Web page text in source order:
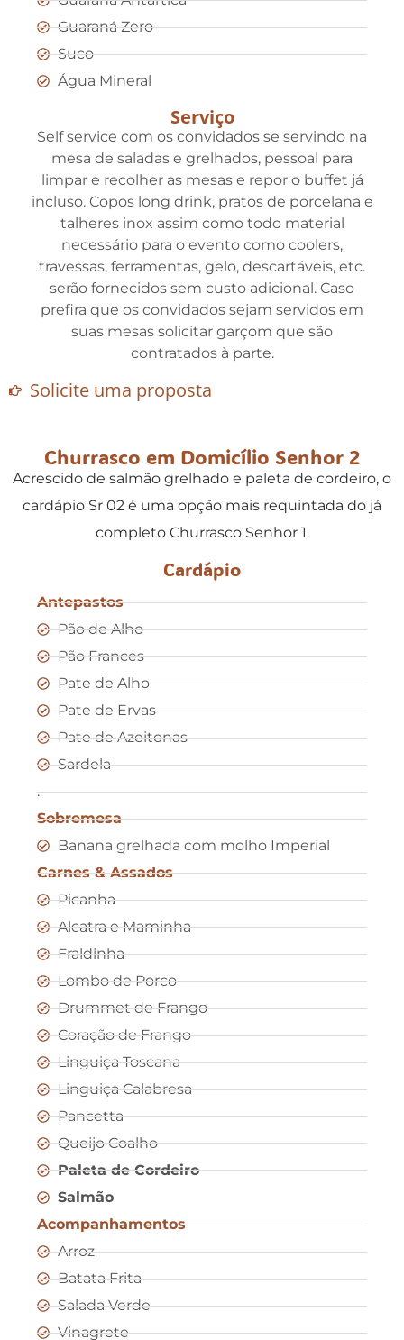
Guaraná Zero
Suco
Água Mineral
Serviço
Self service com os convidados se servindo na
mesa de saladas e grelhados, pessoal para
limpar e recolher as mesas e repor o buffet já
incluso. Copos long drink, pratos de porcelana e
talheres inox assim como todo material
necessário para o evento como coolers,
travessas, ferramentas, gelo, descartáveis, etc.
serão fornecidos sem custo adicional. Caso
prefira que os convidados sejam servidos em
suas mesas solicitar garçom que são
contratados à parte.
Solicite uma proposta
Churrasco em Domicílio Senhor 2
Acrescido de salmão grelhado e paleta de cordeiro, o
cardápio Sr 02 é uma opção mais requintada do já
completo Churrasco Senhor 1.
Cardápio
Antepastos
Pão de Alho
Pão Frances
Pate de Alho
Pate de Ervas
Pate de Azeitonas
Sardela
.
Sobremesa
Banana grelhada com molho Imperial
Carnes & Assados
Picanha
Alcatra e Maminha
Fraldinha
Lombo de Porco
Drummet de Frango
Coração de Frango
Linguiça Toscana
Linguiça Calabresa
Pancetta
Queijo Coalho
Paleta de Cordeiro
Salmão
Acompanhamentos
Arroz
Batata Frita
Salada Verde
Vinagrete